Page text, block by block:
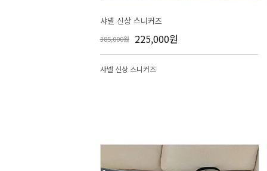
샤넬 신상 스니커즈
385,000원 225,000원
샤넬 신상 스니커즈